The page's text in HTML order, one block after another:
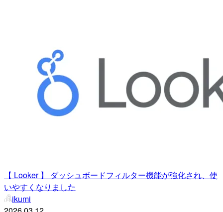
【 Looker 】 ダッシュボードフィルター機能が強化され、使
いやすくなりました
ikumi